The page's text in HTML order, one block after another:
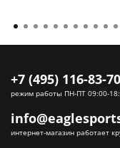
+7 (495) 116-83-70
режим работы ПН-ПТ 09:00-
интернет-магазин работает